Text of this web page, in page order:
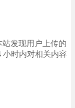
站发现用户上传的
小时内对相关内容